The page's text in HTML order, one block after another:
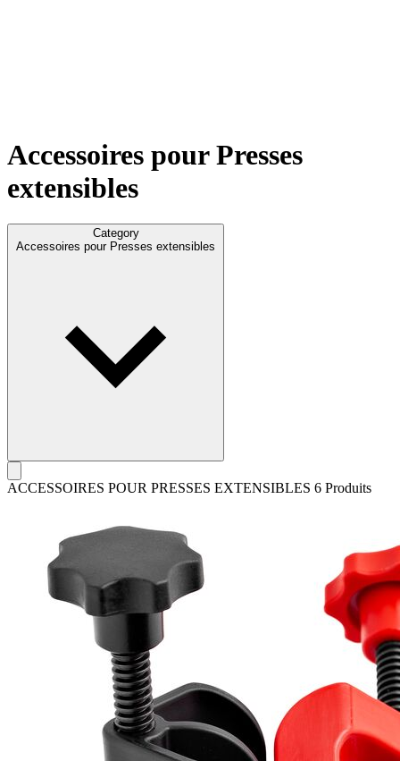
Accessoires pour Presses
extensibles
Category
Accessoires pour Presses extensibles
ACCESSOIRES POUR PRESSES EXTENSIBLES 6 Produits